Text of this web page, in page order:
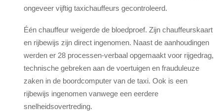
ongeveer vijftig taxichauffeurs gecontroleerd.
Één chauffeur weigerde de bloedproef. Zijn chauffeurskaart
en rijbewijs zijn direct ingenomen. Naast de aanhoudingen
werden er 28 processen-verbaal opgemaakt voor rijgedrag,
technische gebreken aan de voertuigen en frauduleuze
zaken in de boordcomputer van de taxi. Ook is een
rijbewijs ingenomen vanwege een eerdere
snelheidsovertreding.